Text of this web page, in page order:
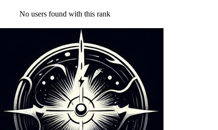
No users found with this rank